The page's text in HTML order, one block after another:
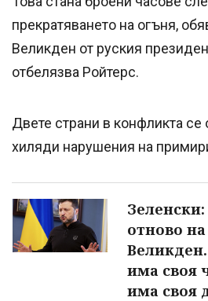
прекратяването на огъня,
Великден от руския
отбелязва Ройтерс.
Двете страни в конфликта
хиляди нарушения на
отново
има своя
има своя